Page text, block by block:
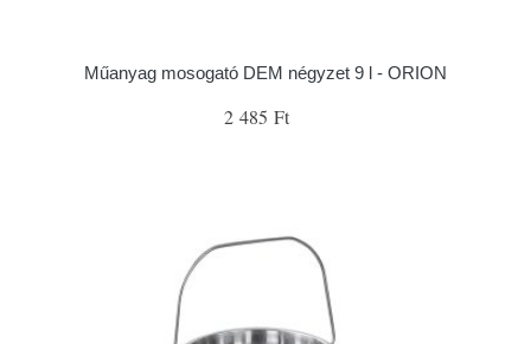
Műanyag mosogató DEM négyzet 9 l - ORION
2 485 Ft